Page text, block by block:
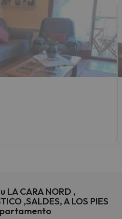
CARA NORD ,
,SALDES, A LOS PIES